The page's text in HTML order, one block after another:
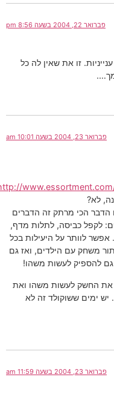
פברואר 22, 2004 בשעה 8:56 pm
זו את שאין לה כל
פברואר 23, 2004 בשעה 10:01 am
http://
לא?
הכי מרתק זה הדברים
לקפל כביסה, לתלות מדף,
לוותר על היעילות בכל
משחק עם הילדים, ואז גם
להספיק לעשות משהו!
את החשק לעשות משהו ואת
ימים ששוקולד זה לא
פברואר 23, 2004 בשעה 11:59 am